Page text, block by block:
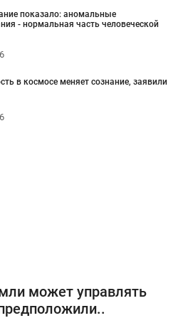
показало: аномальные
- нормальная часть человеческой
в космосе меняет сознание, заявили
может управлять